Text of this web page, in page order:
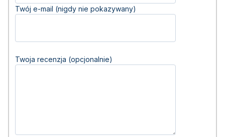
Twój e-mail (nigdy nie pokazywany)
Twoja recenzja (opcjonalnie)